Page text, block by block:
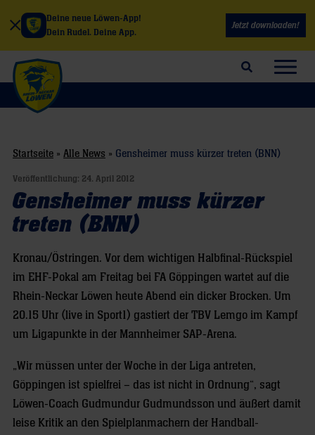
Deine neue Löwen-App!
Dein Rudel. Deine App.
Jetzt downloaden!
Suchfeld öffnen
Startseite » Alle News » Gensheimer muss kürzer treten (BNN)
Veröffentlichung: 24. April 2012
Gensheimer muss kürzer
treten (BNN)
Kronau/Östringen. Vor dem wichtigen Halbfinal-Rückspiel
im EHF-Pokal am Freitag bei FA Göppingen wartet auf die
Rhein-Neckar Löwen heute Abend ein dicker Brocken. Um
20.15 Uhr (live in Sport1) gastiert der TBV Lemgo im Kampf
um Ligapunkte in der Mannheimer SAP-Arena.
„Wir müssen unter der Woche in der Liga antreten,
Göppingen ist spielfrei – das ist nicht in Ordnung“, sagt
Löwen-Coach Gudmundur Gudmundsson und äußert damit
leise Kritik an den Spielplanmachern der Handball-